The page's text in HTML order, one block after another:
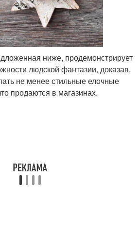
ниже, продемонстрирует
людской фантазии, доказав,
не менее стильные елочные
продаются в магазинах.